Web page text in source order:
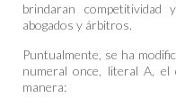
brindaran competitividad
abogados y árbitros.
Puntualmente, se ha
numeral once, literal A, el
manera: